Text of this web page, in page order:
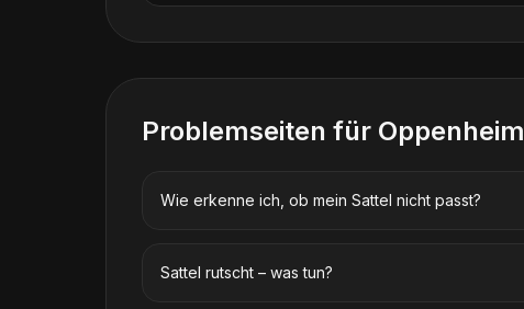
Problemseiten für Oppenheim
Wie erkenne ich, ob mein Sattel nicht passt?
Sattel rutscht – was tun?